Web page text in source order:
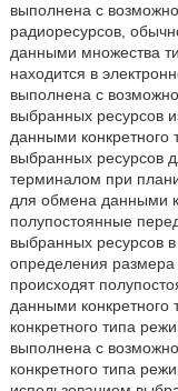
выполнена с
радиоресурсов,
данными множества
находится в
выполнена с
выбранных ресурсов
данными
выбранных ресурсов
терминалом при
для обмена данными
полупостоянные
выбранных ресурсов
определения размера
происходят
данными конкретного
конкретного типа
выполнена с
конкретного типа